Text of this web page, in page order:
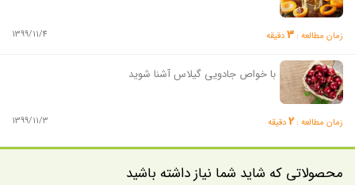
زمان مطالعه : 3دقیقه 1399/11/4
با خواص جادویی گیلاس آشنا شوید
زمان مطالعه : 2دقیقه 1399/11/3
محصولاتی که شاید شما نیاز داشته باشید